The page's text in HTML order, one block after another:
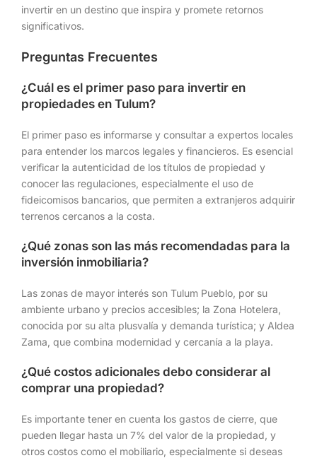
invertir en un destino que inspira y promete retornos
significativos.
Preguntas Frecuentes
¿Cuál es el primer paso para invertir en
propiedades en Tulum?
El primer paso es informarse y consultar a expertos locales
para entender los marcos legales y financieros. Es esencial
verificar la autenticidad de los títulos de propiedad y
conocer las regulaciones, especialmente el uso de
fideicomisos bancarios, que permiten a extranjeros adquirir
terrenos cercanos a la costa.
¿Qué zonas son las más recomendadas para la
inversión inmobiliaria?
Las zonas de mayor interés son Tulum Pueblo, por su
ambiente urbano y precios accesibles; la Zona Hotelera,
conocida por su alta plusvalía y demanda turística; y Aldea
Zama, que combina modernidad y cercanía a la playa.
¿Qué costos adicionales debo considerar al
comprar una propiedad?
Es importante tener en cuenta los gastos de cierre, que
pueden llegar hasta un 7% del valor de la propiedad, y
otros costos como el mobiliario, especialmente si deseas